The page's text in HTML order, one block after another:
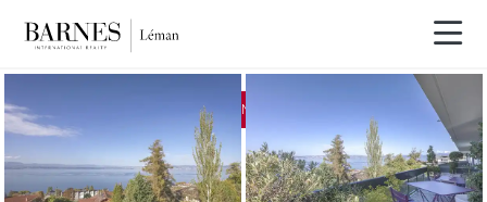
VENDU PAR BARNES